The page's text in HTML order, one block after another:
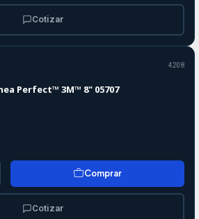
Cotizar
4208
Perfect™ 3M™ 8" 05707
Comprar
Cotizar